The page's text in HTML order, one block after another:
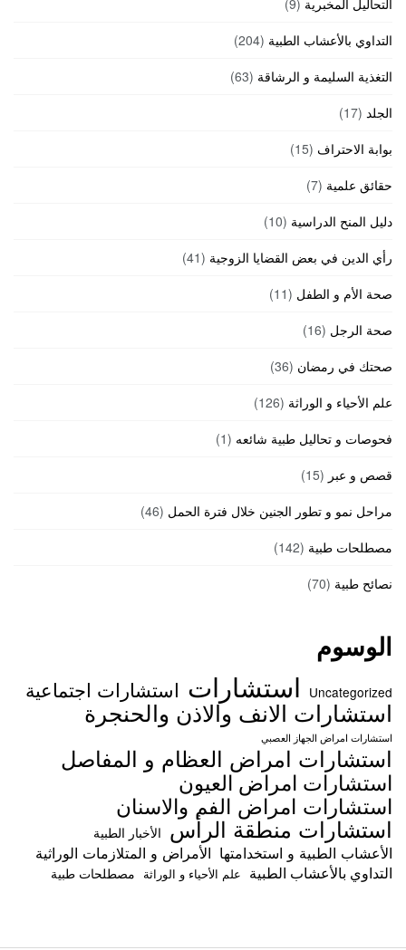
التحاليل المخبرية (9)
التداوي بالأعشاب الطبية (204)
التغذية السليمة و الرشاقة (63)
الجلد (17)
بوابة الاحتراف (15)
حقائق علمية (7)
دليل المنح الدراسية (10)
رأي الدين في بعض القضايا الزوجية (41)
صحة الأم و الطفل (11)
صحة الرجل (16)
صحتك في رمضان (36)
علم الأحياء و الوراثة (126)
فحوصات و تحاليل طبية شائعه (1)
قصص و عبر (15)
مراحل نمو و تطور الجنين خلال فترة الحمل (46)
مصطلحات طبية (142)
نصائح طبية (70)
الوسوم
Uncategorized استشارات استشارات اجتماعية
استشارات الانف والاذن والحنجرة
استشارات امراض الجهاز العصبي
استشارات امراض العظام و المفاصل
استشارات امراض العيون
استشارات امراض الفم والاسنان
استشارات منطقة الرأس الأخبار الطبية
الأعشاب الطبية و استخدامتها الأمراض و المتلازمات الوراثية
التداوي بالأعشاب الطبية علم الأحياء و الوراثة مصطلحات طبية